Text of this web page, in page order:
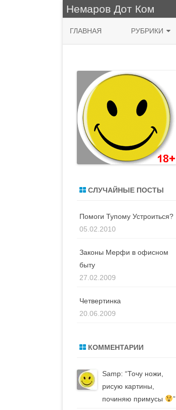
Немаров Дот Ком
ГЛАВНАЯ РУБРИКИ
КУХНЯ
ПРИРОДА
ЖИВОПИСЬ
СИСАДМИН
ВОДЯТЛЫ
СЛУЧАЙНЫЕ ПОСТЫ
Помоги Тупому Устроиться?
05.02.2010
Законы Мерфи в офисном
быту
27.02.2009
Четвертинка
20.06.2009
КОММЕНТАРИИ
Samp: “Точу ножи,
рисую картины,
починяю примусы
”